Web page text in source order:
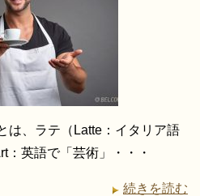
は、ラテ（Latte：イタリア語
：英語で「芸術」・・・
続きを読む